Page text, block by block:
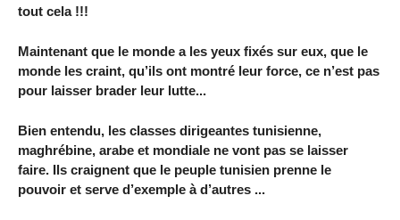
tout cela !!!
Maintenant que le monde a les yeux fixés sur eux, que le
monde les craint, qu’ils ont montré leur force, ce n’est pas
pour laisser brader leur lutte...
Bien entendu, les classes dirigeantes tunisienne,
maghrébine, arabe et mondiale ne vont pas se laisser
faire. Ils craignent que le peuple tunisien prenne le
pouvoir et serve d’exemple à d’autres ...